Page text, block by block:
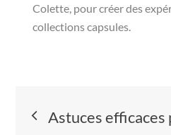
Colette, pour créer des
collections capsules.
Astuces